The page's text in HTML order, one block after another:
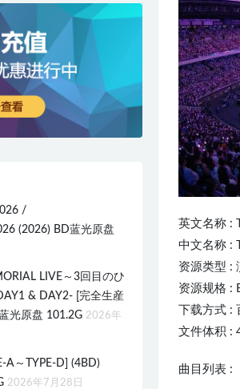
英文名称 :
中文名称 :
资源类型 :
资源规格 :
下载方式 :
文件体积 :
曲目列表 :
/
(2026) BD蓝光原盘
LIVE～3回目のひ
& DAY2- [完全生産
光原盘 101.2G 2026年
A～TYPE-D] (4BD)
2026年7月28日